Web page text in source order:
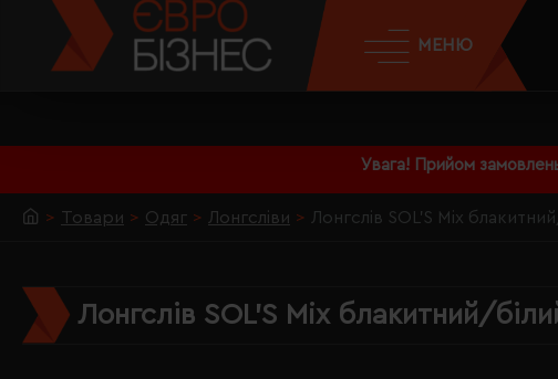
Увага! Прийом
МЕНЮ
Товари Одяг Лонгсліви Лонгслів SOL'S Mix
Лонгслів SOL'S Mix блакитний/